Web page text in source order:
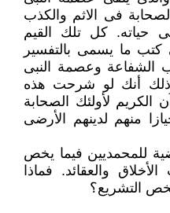
فى الاثم والكذب
حياته. كل تلك القيم
كتب ما يسمى بالتفسير
الشفاعة وعصمة النبى
ذلك أنك لو شرحت هذه
الكريم لأولئك الصحابة
منهم لدينهم الأرضى
للمحمديين فيما يخص
والعقائد. فماذا
التشريع؟